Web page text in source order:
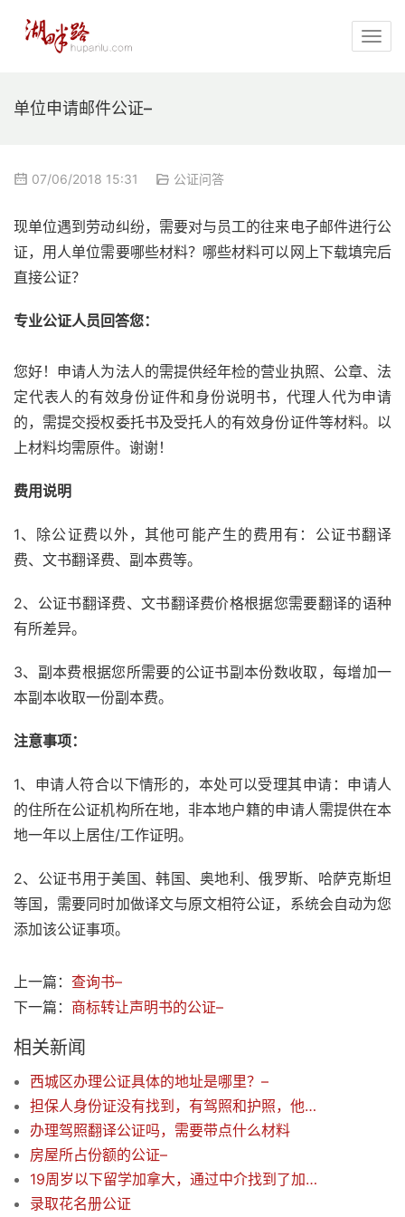
单位申请邮件公证–
07/06/2018 15:31 公证问答
现单位遇到劳动纠纷，需要对与员工的往来电子邮件进行公
证，用人单位需要哪些材料？哪些材料可以网上下载填完后
直接公证？
专业公证人员回答您：
您好！申请人为法人的需提供经年检的营业执照、公章、法
定代表人的有效身份证件和身份说明书，代理人代为申请
的，需提交授权委托书及受托人的有效身份证件等材料。以
上材料均需原件。谢谢！
费用说明
1、除公证费以外，其他可能产生的费用有：公证书翻译
费、文书翻译费、副本费等。
2、公证书翻译费、文书翻译费价格根据您需要翻译的语种
有所差异。
3、副本费根据您所需要的公证书副本份数收取，每增加一
本副本收取一份副本费。
注意事项：
1、申请人符合以下情形的，本处可以受理其申请：申请人
的住所在公证机构所在地，非本地户籍的申请人需提供在本
地一年以上居住/工作证明。
2、公证书用于美国、韩国、奥地利、俄罗斯、哈萨克斯坦
等国，需要同时加做译文与原文相符公证，系统会自动为您
添加该公证事项。
上一篇： 查询书–
下一篇： 商标转让声明书的公证–
相关新闻
西城区办理公证具体的地址是哪里？–
担保人身份证没有找到，有驾照和护照，他可以给我担保吗
办理驾照翻译公证吗，需要带点什么材料
房屋所占份额的公证–
19周岁以下留学加拿大，通过中介找到了加拿大监护人。北京的监护人声明公证如何办理
录取花名册公证